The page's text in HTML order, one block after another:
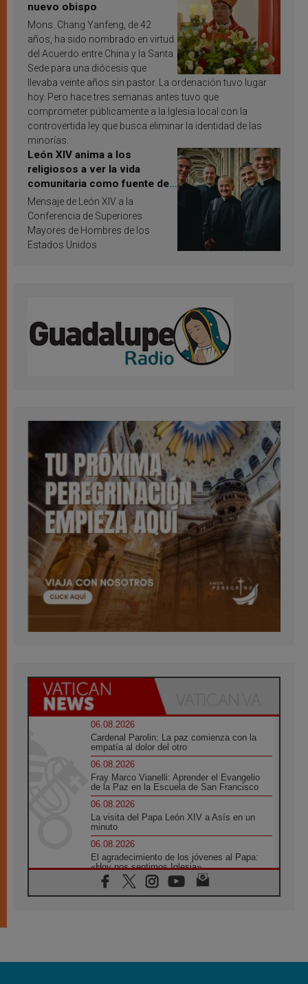
nuevo obispo
Mons. Chang Yanfeng, de 42
años, ha sido nombrado en virtud
del Acuerdo entre China y la Santa
Sede para una diócesis que
llevaba veinte años sin pastor. La ordenación tuvo lugar
hoy. Pero hace tres semanas antes tuvo que
comprometer públicamente a la Iglesia local con la
controvertida ley que busca eliminar la identidad de las
minorías.
León XIV anima a los
religiosos a ver la vida
comunitaria como fuente de
inspiración y santificación
Mensaje de León XIV a la
Conferencia de Superiores
Mayores de Hombres de los
Estados Unidos
06.08.2026
Cardenal Parolin: La paz comienza con la
empatía al dolor del otro
06.08.2026
Fray Marco Vianelli: Aprender el Evangelio
de la Paz en la Escuela de San Francisco
06.08.2026
La visita del Papa León XIV a Asís en un
minuto
06.08.2026
El agradecimiento de los jóvenes al Papa:
«Hoy nos sentimos Iglesia»
06.08.2026
Líbano: Reanudan los coloquios en Roma en